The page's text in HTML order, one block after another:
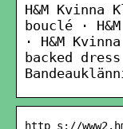
H&M Kvinna
bouclé ·
· H&M
backed
http s://